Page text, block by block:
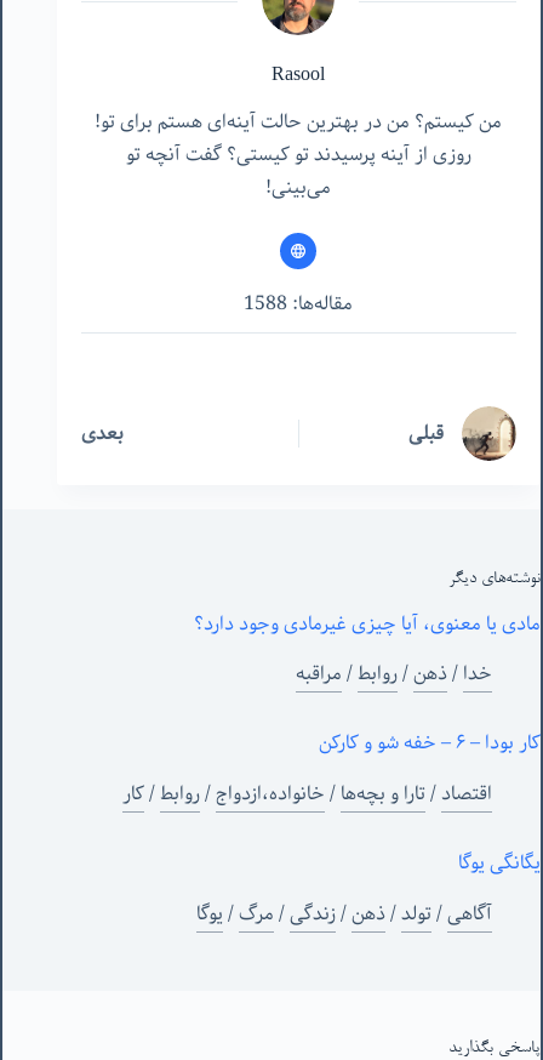
Rasool
من کیستم؟ من در بهترین حالت آینه‌ای هستم برای تو!
روزی از آینه پرسیدند تو کیستی؟ گفت آنچه تو
می‌بینی!
مقاله‌ها: 1588
قبلی بعدی
نوشته‌های‌ دیگر
مادی یا معنوی، آیا چیزی غیرمادی وجود دارد؟
خدا/ذهن/روابط/مراقبه
کار بودا – ۶ – خفه شو و کارکن
اقتصاد/تارا و بچه‌ها/خانواده،ازدواج/روابط/کار
یگانگی یوگا
آگاهی/تولد/ذهن/زندگی/مرگ/یوگا
پاسخی بگذارید